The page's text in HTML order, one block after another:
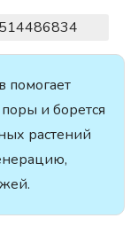
помогает
и борется
растений